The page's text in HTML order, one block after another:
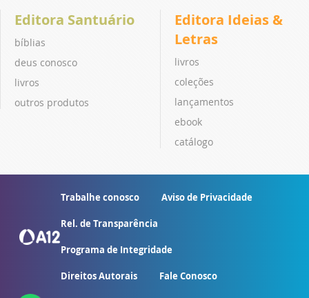
Editora Santuário
bíblias
deus conosco
livros
outros produtos
Editora Ideias &
Letras
livros
coleções
lançamentos
ebook
catálogo
Trabalhe conosco Aviso de Privacidade
Rel. de Transparência
Programa de Integridade
Direitos Autorais Fale Conosco